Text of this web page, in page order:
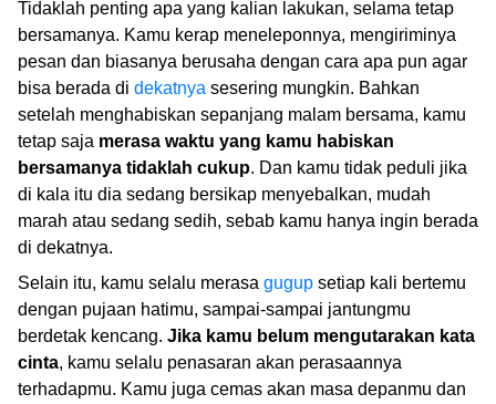
Tidaklah penting apa yang kalian lakukan, selama tetap
bersamanya. Kamu kerap meneleponnya, mengiriminya
pesan dan biasanya berusaha dengan cara apa pun agar
bisa berada di dekatnya sesering mungkin. Bahkan
setelah menghabiskan sepanjang malam bersama, kamu
tetap saja merasa waktu yang kamu habiskan
bersamanya tidaklah cukup. Dan kamu tidak peduli jika
di kala itu dia sedang bersikap menyebalkan, mudah
marah atau sedang sedih, sebab kamu hanya ingin berada
di dekatnya.
Selain itu, kamu selalu merasa gugup setiap kali bertemu
dengan pujaan hatimu, sampai-sampai jantungmu
berdetak kencang. Jika kamu belum mengutarakan kata
cinta, kamu selalu penasaran akan perasaannya
terhadapmu. Kamu juga cemas akan masa depanmu dan